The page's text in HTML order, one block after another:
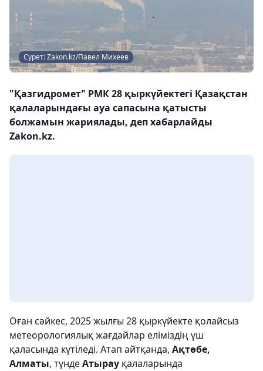
Сурет: Zakon.kz/Павел Михеев
"Қазгидромет" РМК 28 қыркүйектегі Қазақстан
қалаларындағы ауа сапасына қатысты
болжамын жариялады, деп хабарлайды
Zakon.kz.
Оған сәйкес, 2025 жылғы 28 қыркүйекте қолайсыз
метеорологиялық жағдайлар еліміздің үш
қаласында күтіледі. Атап айтқанда, Ақтөбе,
Алматы, түндеАтырау қалаларында